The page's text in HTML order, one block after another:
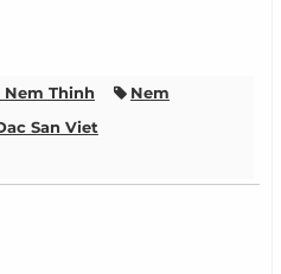
Nem Thinh
Nem
San Viet